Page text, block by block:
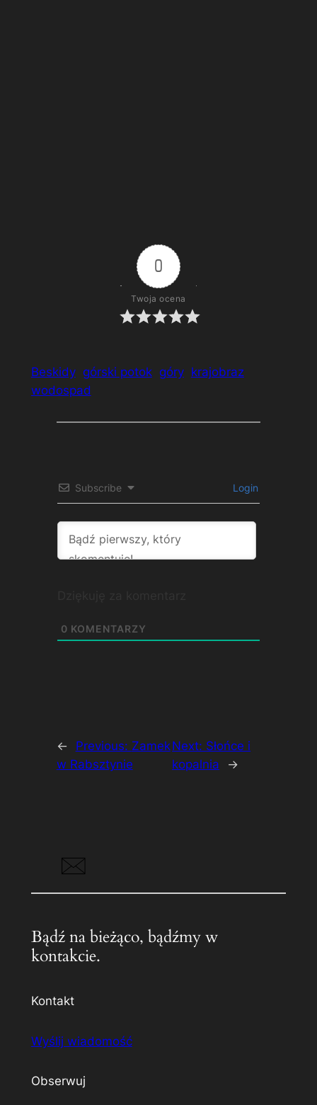
0
Twoja ocena
Beskidy górski potok góry krajobraz
wodospad
Subscribe Login
0 KOMENTARZY
← Previous: Zamek
w Rabsztynie
Next: Słońce i
kopalnia
→
Bądź na bieżąco, bądźmy w
kontakcie.
Kontakt
Wyślij wiadomość
Obserwuj